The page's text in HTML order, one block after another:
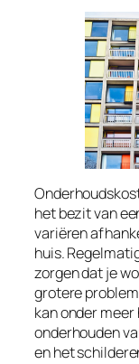
het bezit van
variëren
huis.
zorgen dat je
grotere
kan onder
onderhouden
en het